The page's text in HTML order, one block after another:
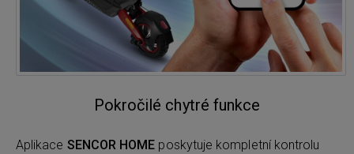
Pokročilé chytré funkce
Aplikace SENCOR HOME poskytuje kompletní kontrolu